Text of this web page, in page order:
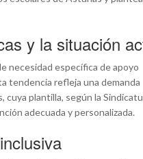
y la situación
necesidad específica de apoyo
tendencia refleja una demanda
plantilla, según la
adecuada y personalizada.